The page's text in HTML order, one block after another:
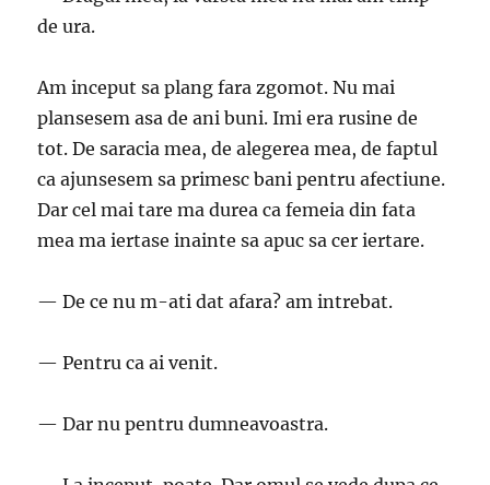
de ura.
Am inceput sa plang fara zgomot. Nu mai
plansesem asa de ani buni. Imi era rusine de
tot. De saracia mea, de alegerea mea, de faptul
ca ajunsesem sa primesc bani pentru afectiune.
Dar cel mai tare ma durea ca femeia din fata
mea ma iertase inainte sa apuc sa cer iertare.
— De ce nu m-ati dat afara? am intrebat.
— Pentru ca ai venit.
— Dar nu pentru dumneavoastra.